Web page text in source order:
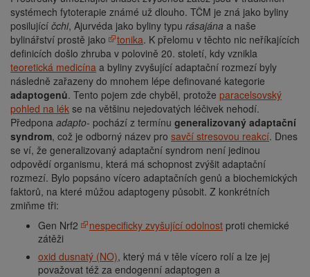
systémech fytoterapie známé už dlouho. TČM je zná jako byliny
posilující čchi, Ajurvéda jako byliny typu rásajána a naše
bylinářství prostě jako
tonika. K přelomu v těchto nic neříkajících
definicích došlo zhruba v polovině 20. století, kdy vznikla
teoretická medicína a byliny zvyšující adaptační rozmezí byly
následně zařazeny do mnohem lépe definované kategorie
adaptogenů. Tento pojem zde chyběl, protože paracelsovský
pohled na lék se na většinu nejedovatých léčivek nehodí.
Předpona adapto- pochází z termínu generalizovaný adaptační
syndrom, což je odborný název pro savčí stresovou reakcí. Dnes
se ví, že generalizovaný adaptační syndrom není jedinou
odpovědí organismu, která má schopnost zvýšit adaptační
rozmezí. Bylo popsáno vícero adaptačních genů a biochemických
faktorů, na které můžou adaptogeny působit. Z konkrétních
zmiňme tři:
Gen Nrf2
nespecificky zvyšující odolnost proti chemické
zátěži
oxid dusnatý (NO), který má v těle vícero rolí a lze jej
považovat též za endogenní adaptogen a